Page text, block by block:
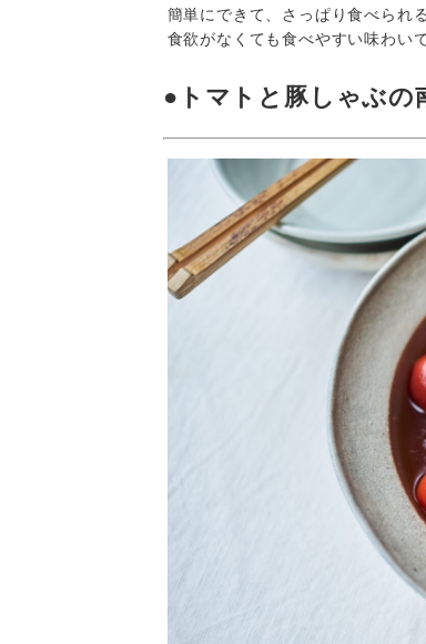
簡単にできて、さっぱり食べられ
食欲がなくても食べやすい味わい
●トマトと豚しゃぶの